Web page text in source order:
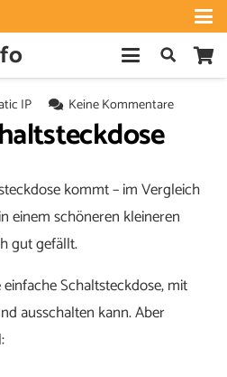
IP Keine Kommentare
kommt – im Vergleich
einem schöneren kleineren
gut gefällt.
Schaltsteckdose, mit
ausschalten kann. Aber